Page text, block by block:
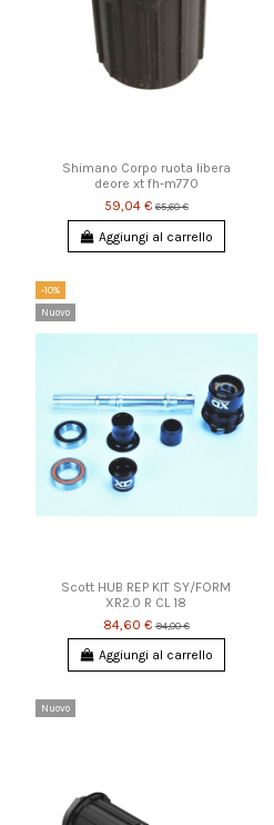
Shimano Corpo ruota libera
deore xt fh-m770
59,04 € 65,60 €
Aggiungi al carrello
-10%
Nuovo
Scott HUB REP KIT SY/FORM
XR2.0 R CL 18
84,60 € 94,00 €
Aggiungi al carrello
Nuovo